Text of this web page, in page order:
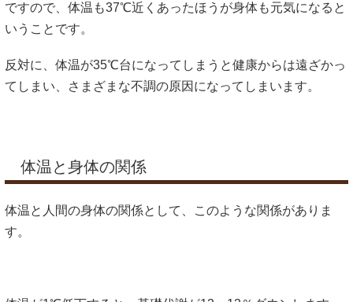
ですので、体温も37℃近くあったほうが身体も元気になると
いうことです。
反対に、体温が35℃台になってしまうと健康からは遠ざかっ
てしまい、さまざまな不調の原因になってしまいます。
体温と身体の関係
体温と人間の身体の関係として、このような関係がありま
す。